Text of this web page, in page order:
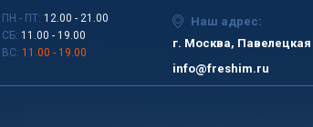
ПН - ПТ: 12.00 - 21.00
СБ: 11.00 - 19.00
ВС: 11.00 - 19.00
Наш адрес:
г. Москва,
info@freshim.ru